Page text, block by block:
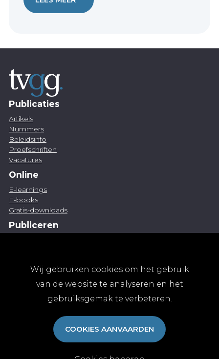
Wij gebruiken cookies om het gebruik
van de website te analyseren en het
gebruiksgemak te verbeteren.
COOKIES AANVAARDEN
Publicaties
Artikels
Nummers
Beleidsinfo
Proefschriften
Vacatures
Online
E-learnings
E-books
Gratis-downloads
Publiceren
Abonnementen
Algemene abonnementsvoorwaarden